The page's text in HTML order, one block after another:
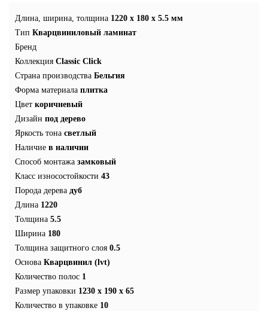
Длина, ширина, толщина 1220 x 180 x 5.5 мм
Тип Кварцвиниловый ламинат
Бренд
Коллекция Classic Click
Страна производства Бельгия
Форма материала плитка
Цвет коричневый
Дизайн под дерево
Яркость тона светлый
Наличие в наличии
Способ монтажа замковый
Класс износостойкости 43
Порода дерева дуб
Длина 1220
Толщина 5.5
Ширина 180
Толщина защитного слоя 0.5
Основа Кварцвинил (lvt)
Количество полос 1
Размер упаковки 1230 х 190 x 65
Количество в упаковке 10